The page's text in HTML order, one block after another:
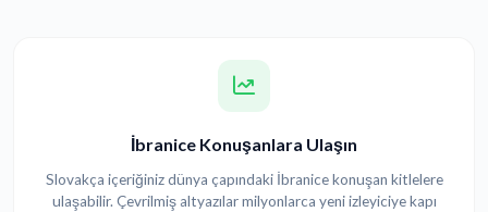
İbranice Konuşanlara Ulaşın
Slovakça içeriğiniz dünya çapındaki İbranice konuşan kitlelere
ulaşabilir. Çevrilmiş altyazılar milyonlarca yeni izleyiciye kapı